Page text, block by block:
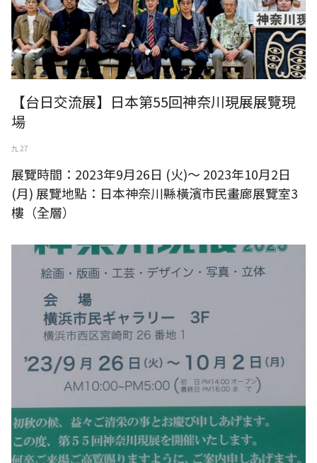
【台日交流展】日本第55回神奈川現展展覽現
場
九 27
展覽時間：2023年9月26日 (火)～ 2023年10月2日
(月) 展覽地點：日本神奈川縣橫濱市民畫廊展覽室3
樓（全層）